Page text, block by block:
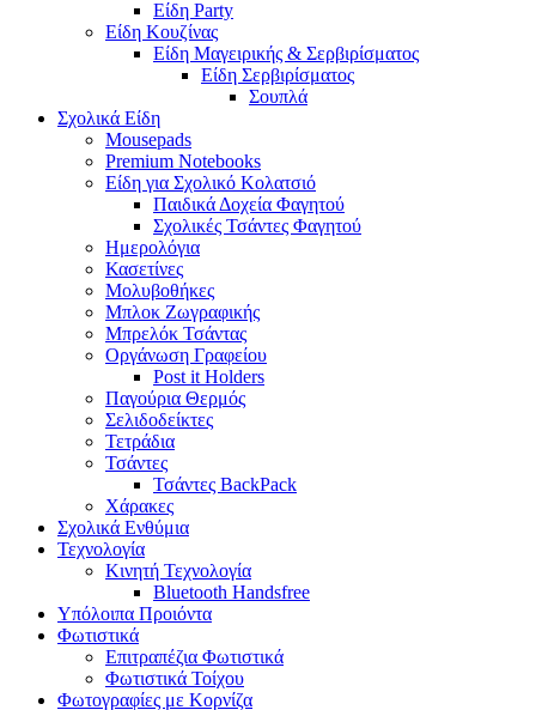
Είδη Party
Είδη Κουζίνας
Είδη Μαγειρικής & Σερβιρίσματος
Είδη Σερβιρίσματος
Σουπλά
Σχολικά Είδη
Mousepads
Premium Notebooks
Είδη για Σχολικό Κολατσιό
Παιδικά Δοχεία Φαγητού
Σχολικές Τσάντες Φαγητού
Ημερολόγια
Κασετίνες
Μολυβοθήκες
Μπλοκ Ζωγραφικής
Μπρελόκ Τσάντας
Οργάνωση Γραφείου
Post it Holders
Παγούρια Θερμός
Σελιδοδείκτες
Τετράδια
Τσάντες
Τσάντες BackPack
Χάρακες
Σχολικά Ενθύμια
Τεχνολογία
Κινητή Τεχνολογία
Bluetooth Handsfree
Υπόλοιπα Προιόντα
Φωτιστικά
Επιτραπέζια Φωτιστικά
Φωτιστικά Τοίχου
Φωτογραφίες με Κορνίζα